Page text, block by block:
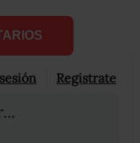
Registrate